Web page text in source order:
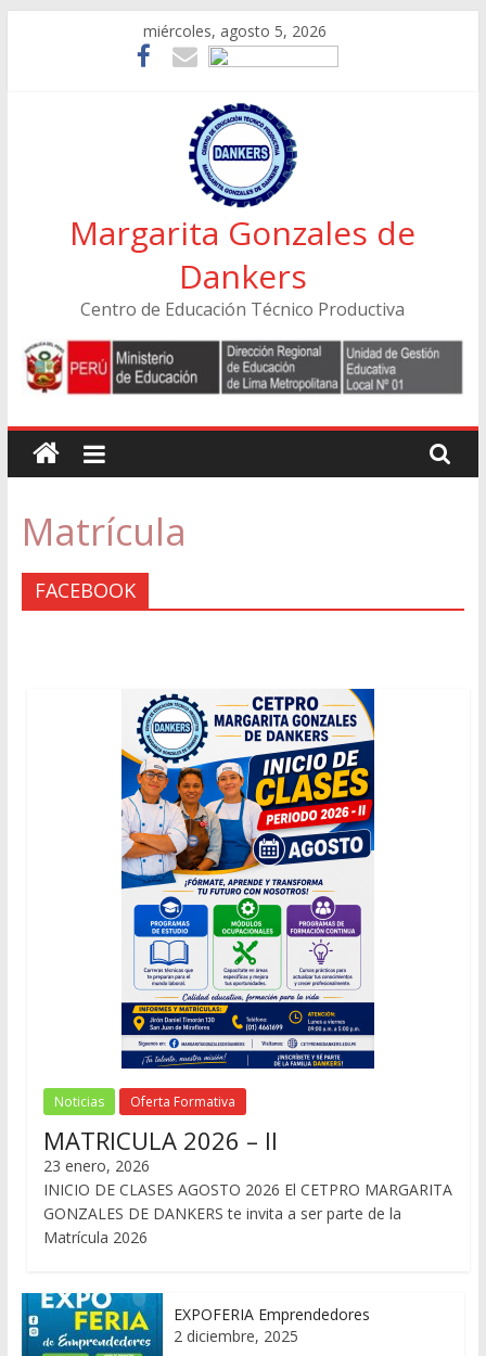
miércoles, agosto 5, 2026
Margarita Gonzales de
Dankers
Centro de Educación Técnico Productiva
Matrícula
FACEBOOK
Noticias Oferta Formativa
MATRICULA 2026 – II
23 enero, 2026
INICIO DE CLASES AGOSTO 2026 El CETPRO MARGARITA
GONZALES DE DANKERS te invita a ser parte de la
Matrícula 2026
EXPOFERIA Emprendedores
2 diciembre, 2025